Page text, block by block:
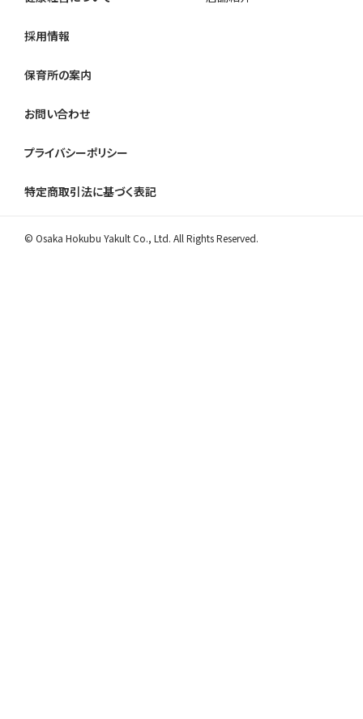
採用情報
保育所の案内
お問い合わせ
プライバシーポリシー
特定商取引法に基づく表記
© Osaka Hokubu Yakult Co., Ltd. All Rights Reserved.